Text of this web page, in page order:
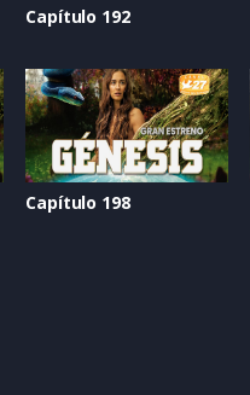
Capítulo 192
Capítulo 198